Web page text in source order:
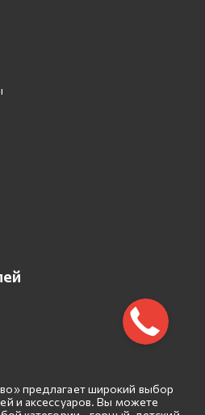
предлагает широкий выбор
и аксессуаров. Вы можете